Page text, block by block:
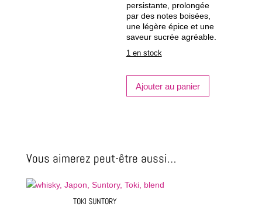
persistante, prolongée
par des notes boisées,
une légère épice et une
saveur sucrée agréable.
1 en stock
Ajouter au panier
Vous aimerez peut-être aussi…
TOKI SUNTORY